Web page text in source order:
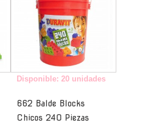
Disponible: 20 unidades
662 Balde Blocks
Chicos 240 Piezas